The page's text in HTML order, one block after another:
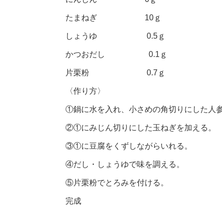
たまねぎ 10ｇ
しょうゆ 0.5ｇ
かつおだし 0.1ｇ
片栗粉 0.7ｇ
〈作り方〉
①鍋に水を入れ、小さめの角切りにした人
②①にみじん切りにした玉ねぎを加える。
③①に豆腐をくずしながらいれる。
④だし・しょうゆで味を調える。
⑤片栗粉でとろみを付ける。
完成